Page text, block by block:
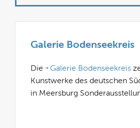
Galerie Bodenseekreis
Die Galerie Bodenseekreis
Kunstwerke des deutschen
in Meersburg